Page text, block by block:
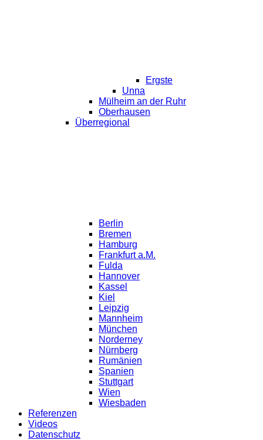
Ergste
Unna
Mülheim an der Ruhr
Oberhausen
Überregional
Berlin
Bremen
Hamburg
Frankfurt a.M.
Fulda
Hannover
Kassel
Kiel
Leipzig
Mannheim
München
Norderney
Nürnberg
Rumänien
Spanien
Stuttgart
Wien
Wiesbaden
Referenzen
Videos
Datenschutz